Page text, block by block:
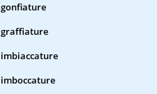
gonfiature
graffiature
imbiaccature
imboccature